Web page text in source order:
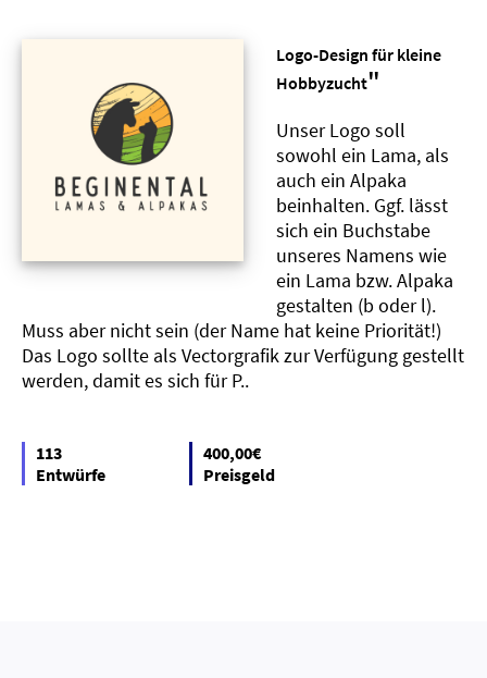
Logo-Design für kleine
Hobbyzucht"
Unser Logo soll
sowohl ein Lama, als
auch ein Alpaka
beinhalten. Ggf. lässt
sich ein Buchstabe
unseres Namens wie
ein Lama bzw. Alpaka
gestalten (b oder l).
Muss aber nicht sein (der Name hat keine Priorität!)
Das Logo sollte als Vectorgrafik zur Verfügung gestellt
werden, damit es sich für P..
113
Entwürfe
400,00€
Preisgeld